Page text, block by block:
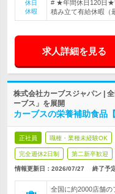
休日
休暇
# ★年間休日120日
積み立て有給休暇（
求人詳細を見る
株式会社カーブスジャパン |
ーブス」を展開
カーブスの栄養補助食品
正社員 職種・業種未経験OK
完全週休2日制 第二新卒歓迎
情報更新日：2026/07/27 終了予
全国に約2000店舗の